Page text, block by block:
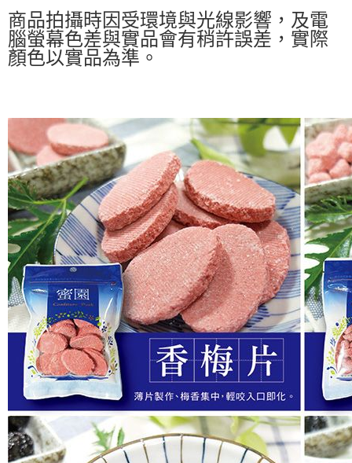
商品拍攝時因受環境與光線影響，及電
腦螢幕色差與實品會有稍許誤差，實際
顏色以實品為準。